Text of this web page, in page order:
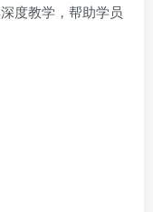
度教学，帮助学员